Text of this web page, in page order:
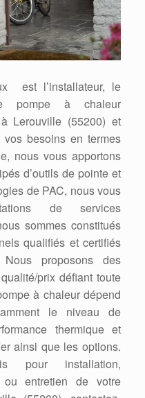
est l’installateur, le
pompe à chaleur
Lerouville (55200) et
besoins en termes
nous vous apportons
d’outils de pointe et
de PAC, nous vous
de services
sommes constitués
qualifiés et certifiés
proposons des
prix défiant toute
à chaleur dépend
le niveau de
thermique et
ainsi que les options.
pour installation,
ou entretien de votre